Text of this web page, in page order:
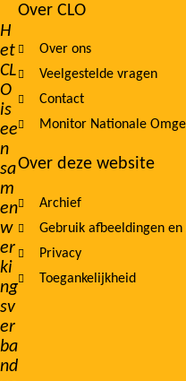
H
et
CL
O
is
ee
n
sa
m
en
w
er
ki
ng
sv
er
ba
nd
Footer
navigation
Over CLO
Over ons
Veelgestelde vragen
Contact
Monitor Nationale
Over deze website
Archief
Gebruik afbeeldingen
Privacy
Toegankelijkheid